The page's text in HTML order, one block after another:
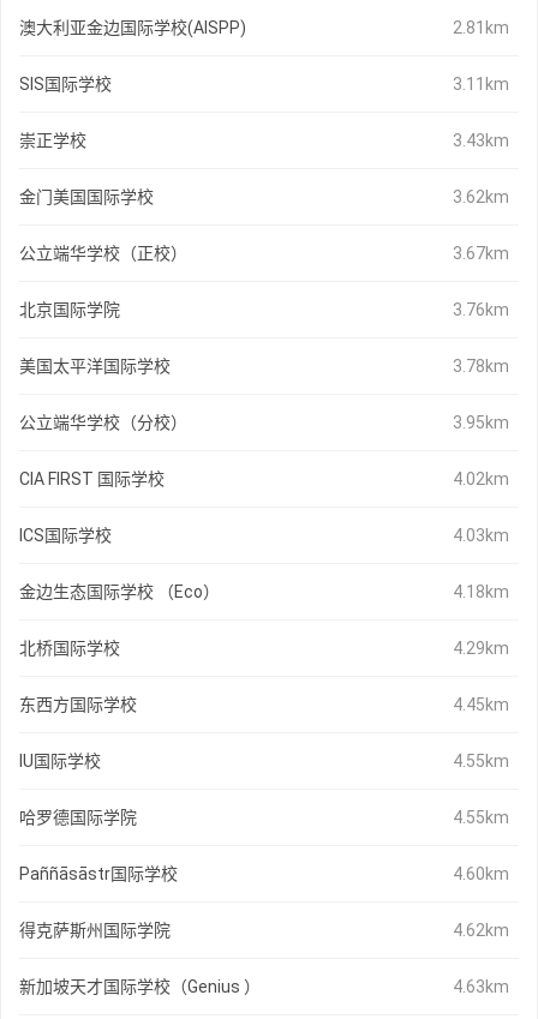
澳大利亚金边国际学校(AISPP) 2.81km
SIS国际学校 3.11km
崇正学校 3.43km
金门美国国际学校 3.62km
公立端华学校（正校） 3.67km
北京国际学院 3.76km
美国太平洋国际学校 3.78km
公立端华学校（分校） 3.95km
CIA FIRST 国际学校 4.02km
ICS国际学校 4.03km
金边生态国际学校 （Eco） 4.18km
北桥国际学校 4.29km
东西方国际学校 4.45km
IU国际学校 4.55km
哈罗德国际学院 4.55km
Paññāsāstr国际学校 4.60km
得克萨斯州国际学院 4.62km
新加坡天才国际学校（Genius ） 4.63km